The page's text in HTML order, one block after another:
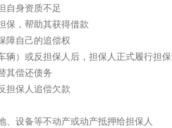
自身资质不足
保，帮助其获得借款
障自己的追偿权
辆）或反担保人后，担保人正式履行担
其偿还债务
担保人追偿欠款
、设备等不动产或动产抵押给担保人